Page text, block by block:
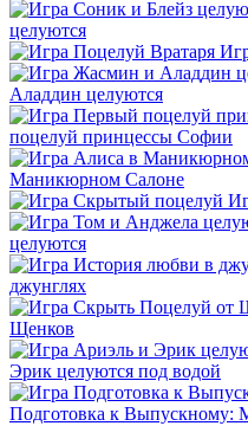
целуются
Аладдин целуются
поцелуй принцессы Софии
Маникюрном Салоне
целуются
джунглях
Щенков
Эрик целуются под водой
Подготовка к Выпускному: